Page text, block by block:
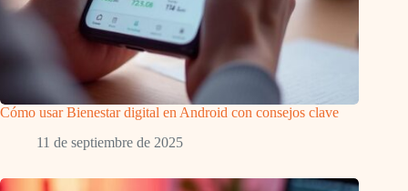
Cómo usar Bienestar digital en Android con consejos clave
11 de septiembre de 2025